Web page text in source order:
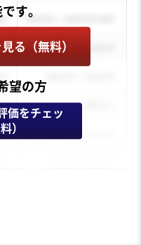
る（無料）
望の方
価をチェッ
）